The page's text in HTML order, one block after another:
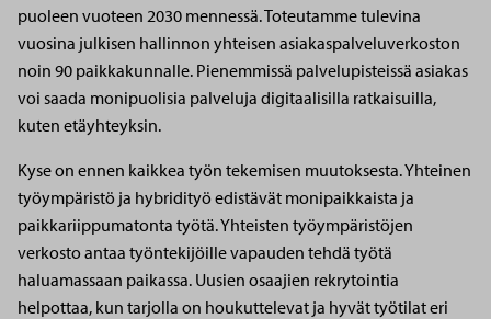
puoleen vuoteen 2030 mennessä. Toteutamme tulevina
vuosina julkisen hallinnon yhteisen asiakaspalveluverkoston
noin 90 paikkakunnalle. Pienemmissä palvelupisteissä asiakas
voi saada monipuolisia palveluja digitaalisilla ratkaisuilla,
kuten etäyhteyksin.
Kyse on ennen kaikkea työn tekemisen muutoksesta. Yhteinen
työympäristö ja hybridityö edistävät monipaikkaista ja
paikkariippumatonta työtä. Yhteisten työympäristöjen
verkosto antaa työntekijöille vapauden tehdä työtä
haluamassaan paikassa. Uusien osaajien rekrytointia
helpottaa, kun tarjolla on houkuttelevat ja hyvät työtilat eri